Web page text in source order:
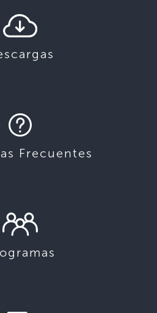
Frecuentes